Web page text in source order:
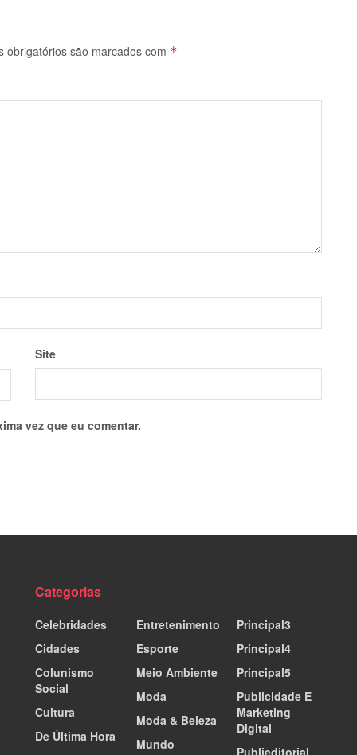
obrigatórios são marcados com *
Site
vez que eu comentar.
Categorias
Celebridades
Cidades
Colunismo
Social
Cultura
De Última Hora
Entretenimento
Esporte
Meio Ambiente
Moda
Moda & Beleza
Mundo
Principal3
Principal4
Principal5
Publicidade E
Marketing
Digital
Publieditorial